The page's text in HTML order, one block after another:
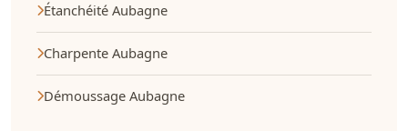
Étanchéité Aubagne
Charpente Aubagne
Démoussage Aubagne